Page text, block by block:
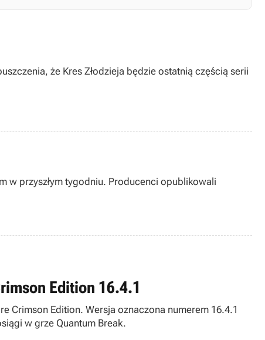
że Kres Złodzieja będzie ostatnią częścią serii
w przyszłym tygodniu. Producenci opublikowali
Edition 16.4.1
Crimson Edition. Wersja oznaczona numerem 16.4.1
w grze Quantum Break.